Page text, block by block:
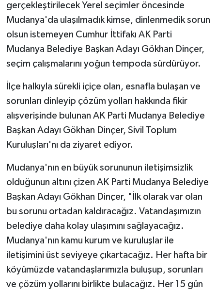
gerçekleştirilecek Yerel seçimler öncesinde
Mudanya'da ulaşılmadık kimse, dinlenmedik sorun
olsun istemeyen Cumhur İttifakı AK Parti
Mudanya Belediye Başkan Adayı Gökhan Dinçer,
seçim çalışmalarını yoğun tempoda sürdürüyor.
İlçe halkıyla sürekli içiçe olan, esnafla bulaşan ve
sorunları dinleyip çözüm yolları hakkında fikir
alışverişinde bulunan AK Parti Mudanya Belediye
Başkan Adayı Gökhan Dinçer, Sivil Toplum
Kuruluşları'nı da ziyaret ediyor.
Mudanya'nın en büyük sorununun iletişimsizlik
olduğunun altını çizen AK Parti Mudanya Belediye
Başkan Adayı Gökhan Dinçer, "İlk olarak var olan
bu sorunu ortadan kaldıracağız. Vatandaşımızın
belediye daha kolay ulaşımını sağlayacağız.
Mudanya'nın kamu kurum ve kuruluşlar ile
iletişimini üst seviyeye çıkartacağız. Her hafta bir
köyümüzde vatandaşlarımızla buluşup, sorunları
ve çözüm yollarını birlikte bulacağız. Her 15 gün